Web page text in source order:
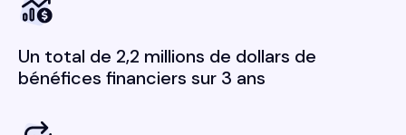
Un total de 2,2 millions de dollars de
bénéfices financiers sur 3 ans